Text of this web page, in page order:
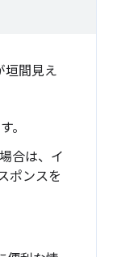
垣間見え
。
合は、イ
ポンスを